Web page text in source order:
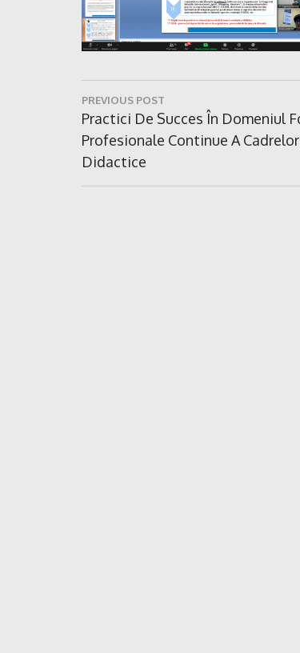
Navigare
în
articole
PREVIOUS POST
Previous
Post:
Practici De Succes În Domeniul
Profesionale Continue A Cadrelor
Didactice